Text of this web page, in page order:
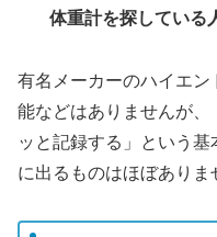
体重計を探している
有名メーカーのハイエ
能などはありませんが、
ッと記録する」という
に出るものはほぼありま